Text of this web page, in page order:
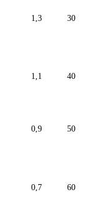
1,3 30
1,1 40
0,9 50
0,7 60